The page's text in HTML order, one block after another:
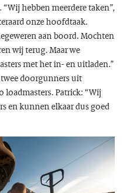
hebben meerdere taken”,
onze hoofdtaak.
aan boord. Mochten
wij terug. Maar we
met het in- en uitladen.”
doorgunnersuit
loadmasters. Patrick: “Wij
en kunnen elkaar dus goed